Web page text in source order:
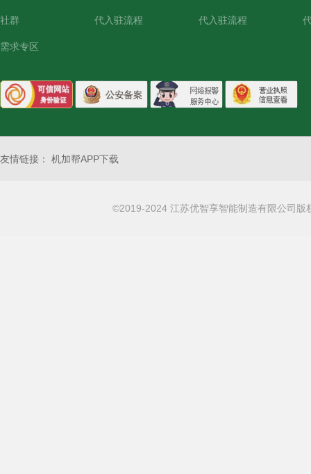
社群
需求专区
代入驻流程 代入驻流程
友情链接： 机加帮APP下载
©2019-2024 江苏优智享智能制造有限公司